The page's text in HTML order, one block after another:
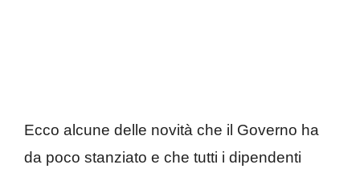
Ecco alcune delle novità che il Governo ha
da poco stanziato e che tutti i dipendenti